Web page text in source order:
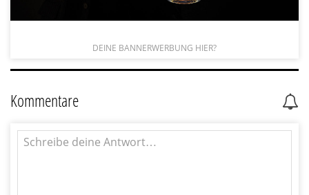
DEINE BANNERWERBUNG HIER?
Kommentare